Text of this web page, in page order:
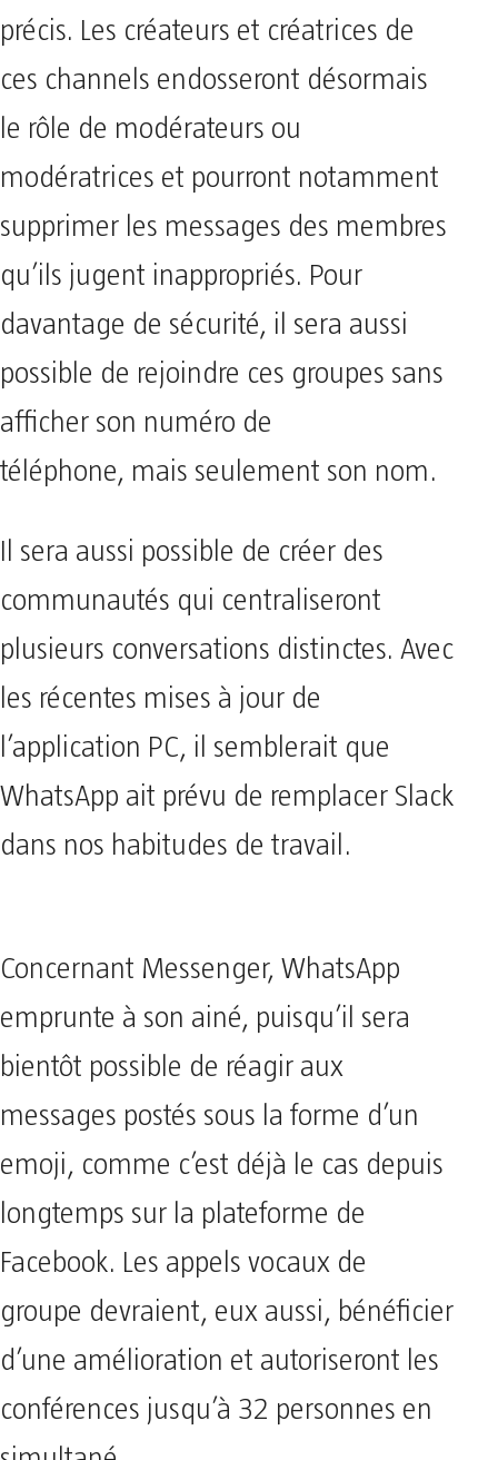
précis. Les créateurs et créatrices de
ces channels endosseront désormais
le rôle de modérateurs ou
modératrices et pourront notamment
supprimer les messages des membres
qu’ils jugent inappropriés. Pour
davantage de sécurité, il sera aussi
possible de rejoindre ces groupes sans
afficher son numéro de
téléphone, mais seulement son nom.
Il sera aussi possible de créer des
communautés qui centraliseront
plusieurs conversations distinctes. Avec
les récentes mises à jour de
l’application PC, il semblerait que
WhatsApp ait prévu de remplacer Slack
dans nos habitudes de travail.
Concernant Messenger, WhatsApp
emprunte à son ainé, puisqu’il sera
bientôt possible de réagir aux
messages postés sous la forme d’un
emoji, comme c’est déjà le cas depuis
longtemps sur la plateforme de
Facebook. Les appels vocaux de
groupe devraient, eux aussi, bénéficier
d’une amélioration et autoriseront les
conférences jusqu’à 32 personnes en